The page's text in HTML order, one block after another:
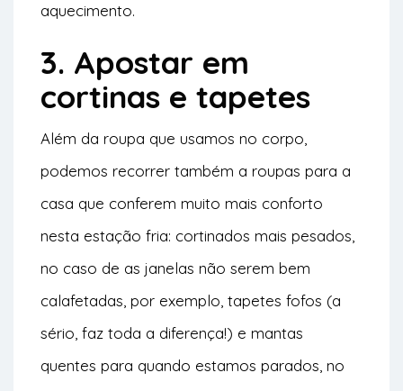
aquecimento.
3. Apostar em
cortinas e tapetes
Além da roupa que usamos no corpo,
podemos recorrer também a roupas para a
casa que conferem muito mais conforto
nesta estação fria: cortinados mais pesados,
no caso de as janelas não serem bem
calafetadas, por exemplo, tapetes fofos (a
sério, faz toda a diferença!) e mantas
quentes para quando estamos parados, no